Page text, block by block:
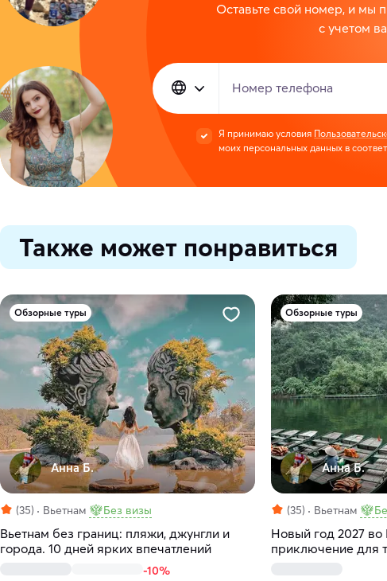
Оставьте свой номер, и мы
с учетом
Номер телефона
Я принимаю условия
моих персональных данных в
Также может понравиться
Обзорные туры
Анна Б.
(35) Вьетнам Без визы
Вьетнам без границ: пляжи, джунгли и
города. 10 дней ярких впечатлений
-10%
Обзорные туры
Анна Б.
(35) Вьетнам
Новый год 2027 во
приключение для